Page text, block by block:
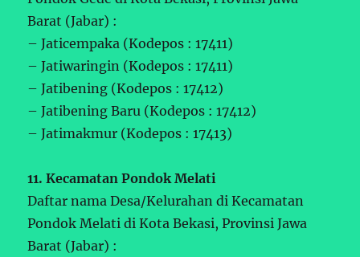
Barat (Jabar) :
– Jaticempaka (Kodepos : 17411)
– Jatiwaringin (Kodepos : 17411)
– Jatibening (Kodepos : 17412)
– Jatibening Baru (Kodepos : 17412)
– Jatimakmur (Kodepos : 17413)
11. Kecamatan Pondok Melati
Daftar nama Desa/Kelurahan di Kecamatan
Pondok Melati di Kota Bekasi, Provinsi Jawa
Barat (Jabar) :